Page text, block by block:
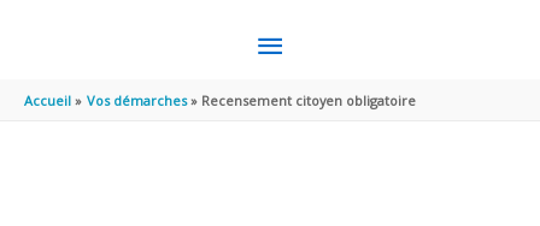
MENU
PRINCIPAL
Accueil Vos démarches Recensement citoyen obligatoire